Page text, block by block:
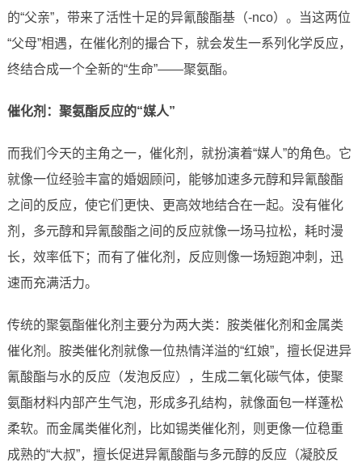
的“父亲”，带来了活性十足的异氰酸酯基（-nco）。当这两位
“父母”相遇，在催化剂的撮合下，就会发生一系列化学反应，
终结合成一个全新的“生命”——聚氨酯。
催化剂：聚氨酯反应的“媒人”
而我们今天的主角之一，催化剂，就扮演着“媒人”的角色。它
就像一位经验丰富的婚姻顾问，能够加速多元醇和异氰酸酯
之间的反应，使它们更快、更高效地结合在一起。没有催化
剂，多元醇和异氰酸酯之间的反应就像一场马拉松，耗时漫
长，效率低下；而有了催化剂，反应则像一场短跑冲刺，迅
速而充满活力。
传统的聚氨酯催化剂主要分为两大类：胺类催化剂和金属类
催化剂。胺类催化剂就像一位热情洋溢的“红娘”，擅长促进异
氰酸酯与水的反应（发泡反应），生成二氧化碳气体，使聚
氨酯材料内部产生气泡，形成多孔结构，就像面包一样蓬松
柔软。而金属类催化剂，比如锡类催化剂，则更像一位稳重
成熟的“大叔”，擅长促进异氰酸酯与多元醇的反应（凝胶反